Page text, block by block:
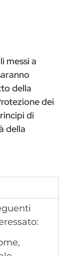
messi a
della
dei
di
della